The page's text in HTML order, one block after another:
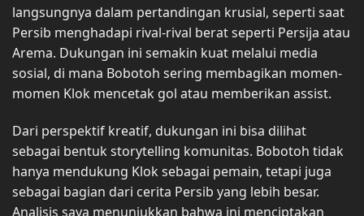
langsungnya dalam pertandingan krusial, seperti saat
Persib menghadapi rival-rival berat seperti Persija atau
Arema. Dukungan ini semakin kuat melalui media
sosial, di mana Bobotoh sering membagikan momen-
momen Klok mencetak gol atau memberikan assist.
Dari perspektif kreatif, dukungan ini bisa dilihat
sebagai bentuk storytelling komunitas. Bobotoh tidak
hanya mendukung Klok sebagai pemain, tetapi juga
sebagai bagian dari cerita Persib yang lebih besar.
Analisis saya menunjukkan bahwa ini menciptakan